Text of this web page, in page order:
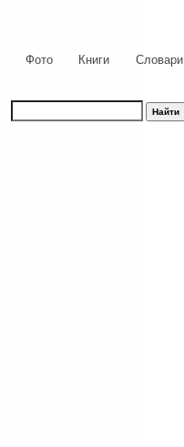
Фото Книги Словари